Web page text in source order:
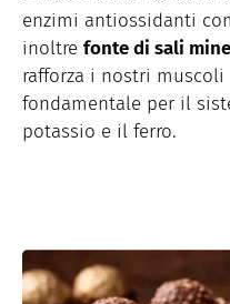
enzimi antiossidanti
inoltre fonte di sali
rafforza i nostri muscoli
fondamentale per il
potassio e il ferro.